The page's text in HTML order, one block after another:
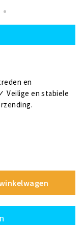
en
Veilige en stabiele